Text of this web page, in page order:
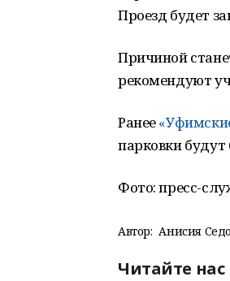
Проезд будет
Причиной
рекомендуют
Ранее
парковки
Фото: пресс-
Автор: Анисия
Читайте нас